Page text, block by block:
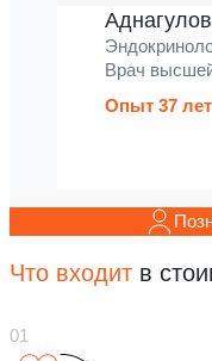
Врач
Опыт 37 лет
Что входит в